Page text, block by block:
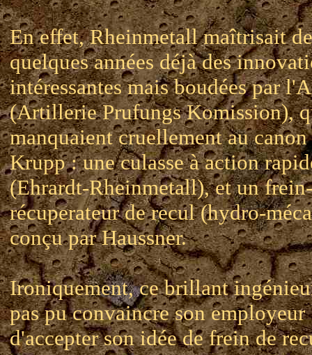
En effet, Rheinmetall maîtrisait
quelques années déjà des
intéressantes mais boudées par
(Artillerie Prufungs Komission),
manquaient cruellement au canon
Krupp : une culasse à action
(Ehrardt-Rheinmetall), et un frein-
récuperateur de recul (hydro-
conçu par Haussner.
Ironiquement, ce brillant
pas pu convaincre son employeur
d'accepter son idée de frein de